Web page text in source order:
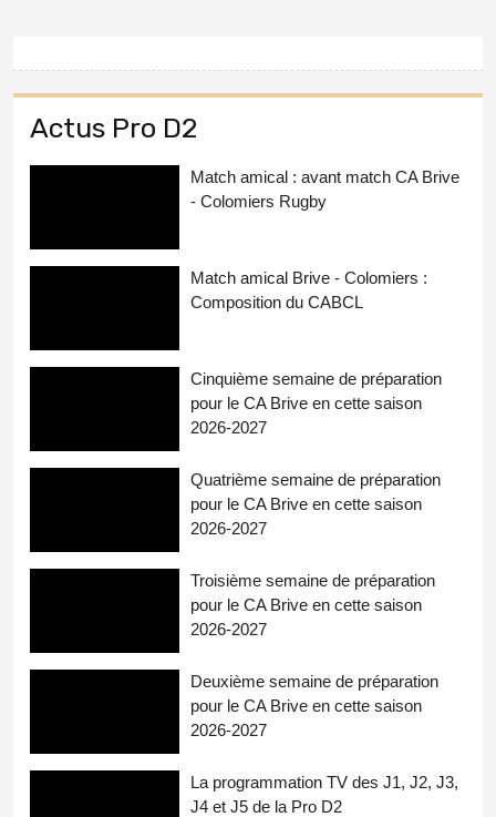
Actus Pro D2
Match amical : avant match CA Brive
- Colomiers Rugby
Match amical Brive - Colomiers :
Composition du CABCL
Cinquième semaine de préparation
pour le CA Brive en cette saison
2026-2027
Quatrième semaine de préparation
pour le CA Brive en cette saison
2026-2027
Troisième semaine de préparation
pour le CA Brive en cette saison
2026-2027
Deuxième semaine de préparation
pour le CA Brive en cette saison
2026-2027
La programmation TV des J1, J2, J3,
J4 et J5 de la Pro D2